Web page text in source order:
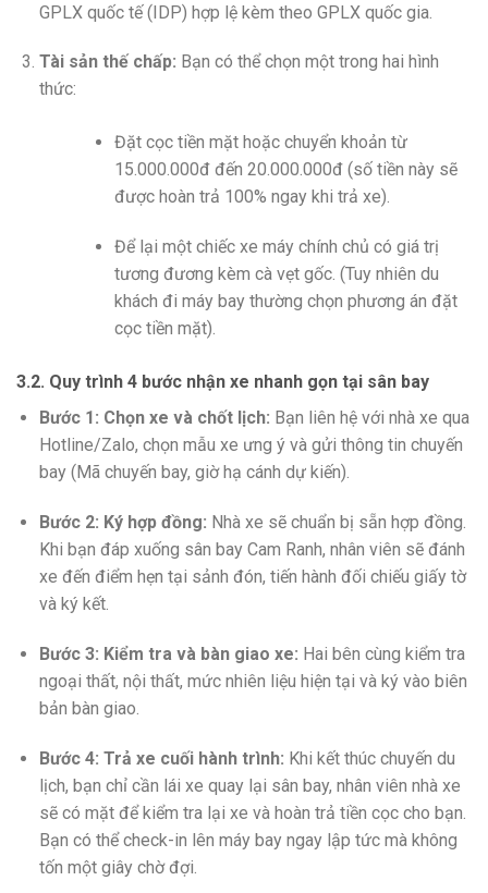
GPLX quốc tế (IDP) hợp lệ kèm theo GPLX quốc gia.
Tài sản thế chấp: Bạn có thể chọn một trong hai hình
thức:
Đặt cọc tiền mặt hoặc chuyển khoản từ
15.000.000đ đến 20.000.000đ (số tiền này sẽ
được hoàn trả 100% ngay khi trả xe).
Để lại một chiếc xe máy chính chủ có giá trị
tương đương kèm cà vẹt gốc. (Tuy nhiên du
khách đi máy bay thường chọn phương án đặt
cọc tiền mặt).
3.2. Quy trình 4 bước nhận xe nhanh gọn tại sân bay
Bước 1: Chọn xe và chốt lịch: Bạn liên hệ với nhà xe qua
Hotline/Zalo, chọn mẫu xe ưng ý và gửi thông tin chuyến
bay (Mã chuyến bay, giờ hạ cánh dự kiến).
Bước 2: Ký hợp đồng: Nhà xe sẽ chuẩn bị sẵn hợp đồng.
Khi bạn đáp xuống sân bay Cam Ranh, nhân viên sẽ đánh
xe đến điểm hẹn tại sảnh đón, tiến hành đối chiếu giấy tờ
và ký kết.
Bước 3: Kiểm tra và bàn giao xe: Hai bên cùng kiểm tra
ngoại thất, nội thất, mức nhiên liệu hiện tại và ký vào biên
bản bàn giao.
Bước 4: Trả xe cuối hành trình: Khi kết thúc chuyến du
lịch, bạn chỉ cần lái xe quay lại sân bay, nhân viên nhà xe
sẽ có mặt để kiểm tra lại xe và hoàn trả tiền cọc cho bạn.
Bạn có thể check-in lên máy bay ngay lập tức mà không
tốn một giây chờ đợi.